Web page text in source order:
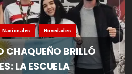
Nacionales Novedades
CHAQUEÑO BRILLÓ
LA ESCUELA